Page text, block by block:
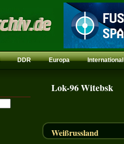
DDR Europa International
Lok-96 Witebsk
Weißrussland